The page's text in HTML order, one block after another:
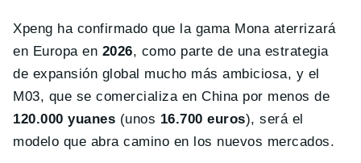
Xpeng ha confirmado que la gama Mona aterrizará
en Europa en 2026, como parte de una estrategia
de expansión global mucho más ambiciosa, y el
M03, que se comercializa en China por menos de
120.000 yuanes (unos 16.700 euros), será el
modelo que abra camino en los nuevos mercados.